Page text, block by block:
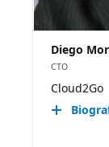
Diego
CTO
Cloud2Go